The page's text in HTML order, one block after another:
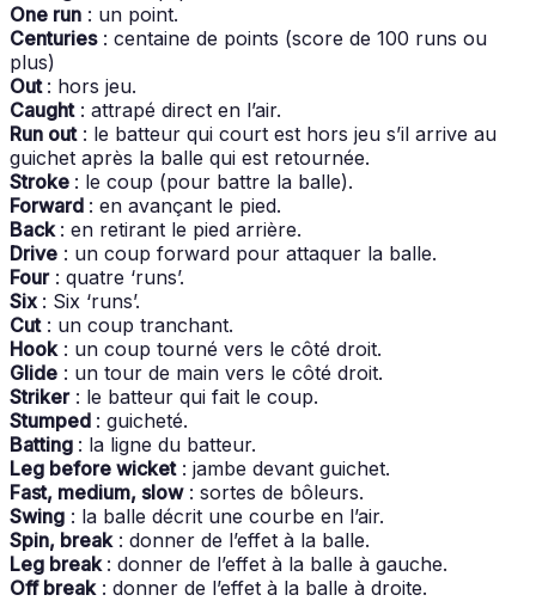
One run : un point.
Centuries: centaine de points (score de 100 runs ou
plus)
Out : hors jeu.
Caught: attrapé direct en l’air.
Run out: le batteur qui court est hors jeu s’il arrive au
guichet après la balle qui est retournée.
Stroke : le coup (pour battre la balle).
Forward : en avançant le pied.
Back : en retirant le pied arrière.
Drive : un coup forward pour attaquer la balle.
Four: quatre ‘runs’.
Six : Six ‘runs’.
Cut: un coup tranchant.
Hook: un coup tourné vers le côté droit.
Glide : un tour de main vers le côté droit.
Striker: le batteur qui fait le coup.
Stumped : guicheté.
Batting : la ligne du batteur.
Leg before wicket: jambe devant guichet.
Fast, medium, slow: sortes de bôleurs.
Swing : la balle décrit une courbe en l’air.
Spin, break: donner de l’effet à la balle.
Leg break : donner de l’effet à la balle à gauche.
Off break: donner de l’effet à la balle à droite.